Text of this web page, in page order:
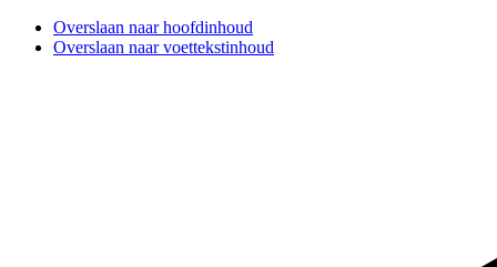
Overslaan naar hoofdinhoud
Overslaan naar voettekstinhoud